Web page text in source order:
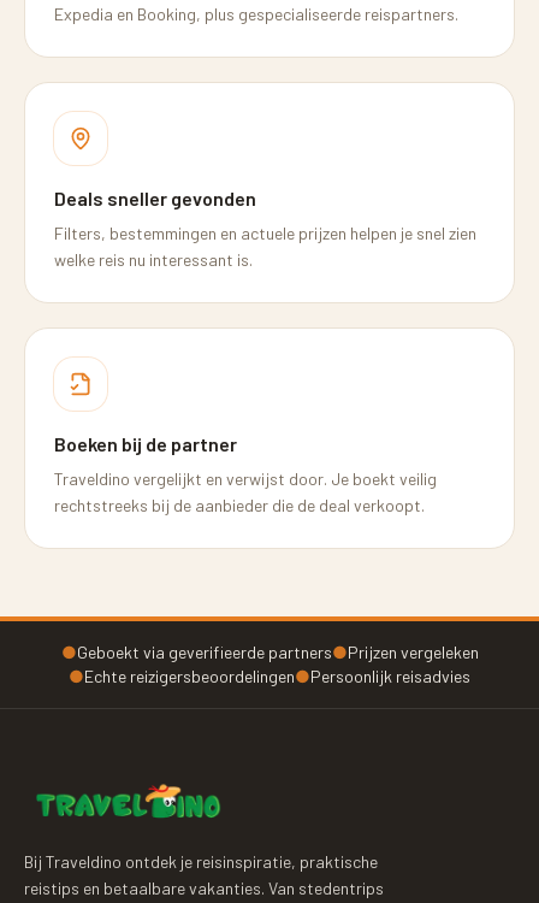
Expedia en Booking, plus gespecialiseerde reispartners.
Deals sneller gevonden
Filters, bestemmingen en actuele prijzen helpen je snel zien
welke reis nu interessant is.
Boeken bij de partner
Traveldino vergelijkt en verwijst door. Je boekt veilig
rechtstreeks bij de aanbieder die de deal verkoopt.
●Geboekt via geverifieerde partners●Prijzen vergeleken
●Echte reizigersbeoordelingen●Persoonlijk reisadvies
Bij Traveldino ontdek je reisinspiratie, praktische
reistips en betaalbare vakanties. Van stedentrips